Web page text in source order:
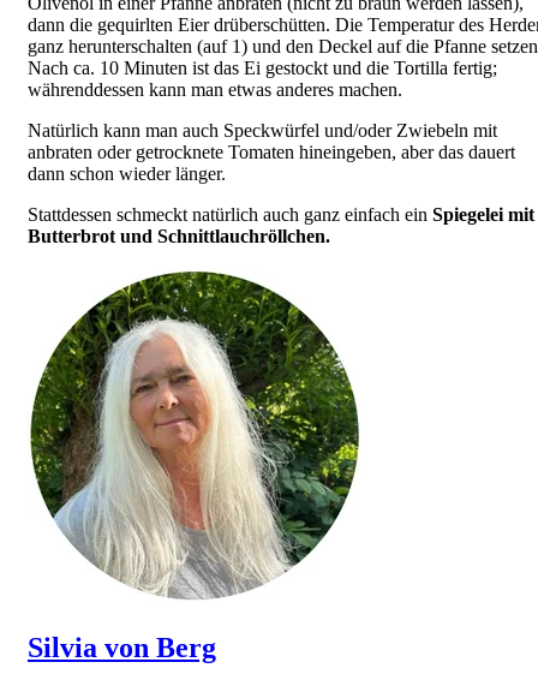
dann die gequirlten Eier drüberschütten. Die Temperatur des
ganz herunterschalten (auf 1) und den Deckel auf die Pfanne
Nach ca. 10 Minuten ist das Ei gestockt und die Tortilla fertig;
währenddessen kann man etwas anderes machen.
Natürlich kann man auch Speckwürfel und/oder Zwiebeln mit
anbraten oder getrocknete Tomaten hineingeben, aber das dauert
dann schon wieder länger.
Stattdessen schmeckt natürlich auch ganz einfach ein Spiegelei mit
Butterbrot und Schnittlauchröllchen.
Silvia von Berg